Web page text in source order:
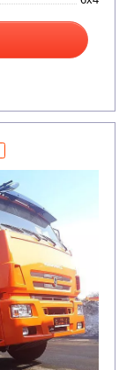
В НАЛИЧИИ